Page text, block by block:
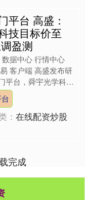
平台 高盛：
技目标价至
盈测
据中心 行情中心
客户端 高盛发布研
平台，舜宇光学科技
头出货量同比增长
：在线配资炒股
完成